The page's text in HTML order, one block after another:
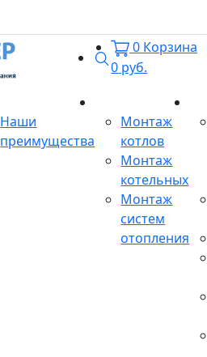
Поиск
0 Корзина
0 руб.
Наши
преимущества
Монтаж
котлов
Монтаж
котельных
Монтаж
систем
отопления